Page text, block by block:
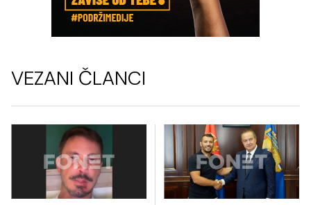
VEZANI ČLANCI